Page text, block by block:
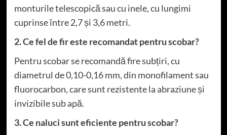
monturile telescopică sau cu inele, cu lungimi
cuprinse între 2,7 și 3,6 metri.
2. Ce fel de fir este recomandat pentru scobar?
Pentru scobar se recomandă fire subțiri, cu
diametrul de 0,10-0,16 mm, din monofilament sau
fluorocarbon, care sunt rezistente la abraziune și
invizibile sub apă.
3. Ce naluci sunt eficiente pentru scobar?